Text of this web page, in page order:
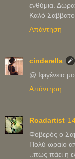
ενθύμια.
Καλό
Απάντηση
cinderella
@ Ιφιγένεια
Απάντηση
Roadartist
Φοβερός ο
Πολύ ωραίο
..πως πάει η